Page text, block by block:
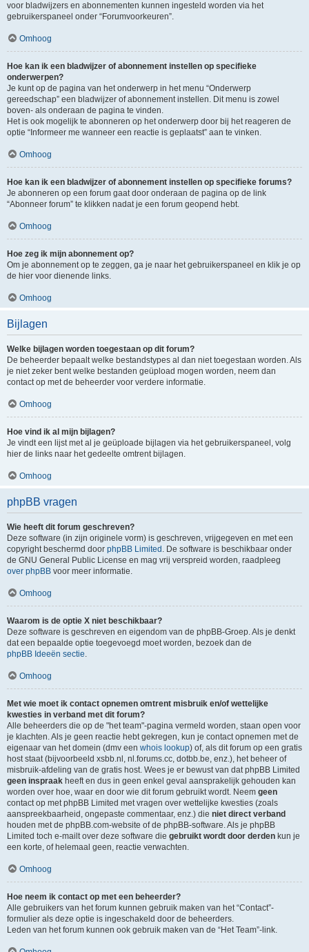
voor bladwijzers en abonnementen kunnen ingesteld worden via het
gebruikerspaneel onder “Forumvoorkeuren”.
Omhoog
Hoe kan ik een bladwijzer of abonnement instellen op specifieke
onderwerpen?
Je kunt op de pagina van het onderwerp in het menu “Onderwerp
gereedschap” een bladwijzer of abonnement instellen. Dit menu is zowel
boven- als onderaan de pagina te vinden.
Het is ook mogelijk te abonneren op het onderwerp door bij het reageren de
optie “Informeer me wanneer een reactie is geplaatst” aan te vinken.
Omhoog
Hoe kan ik een bladwijzer of abonnement instellen op specifieke forums?
Je abonneren op een forum gaat door onderaan de pagina op de link
“Abonneer forum” te klikken nadat je een forum geopend hebt.
Omhoog
Hoe zeg ik mijn abonnement op?
Om je abonnement op te zeggen, ga je naar het gebruikerspaneel en klik je op
de hier voor dienende links.
Omhoog
Bijlagen
Welke bijlagen worden toegestaan op dit forum?
De beheerder bepaalt welke bestandstypes al dan niet toegestaan worden. Als
je niet zeker bent welke bestanden geüpload mogen worden, neem dan
contact op met de beheerder voor verdere informatie.
Omhoog
Hoe vind ik al mijn bijlagen?
Je vindt een lijst met al je geüploade bijlagen via het gebruikerspaneel, volg
hier de links naar het gedeelte omtrent bijlagen.
Omhoog
phpBB vragen
Wie heeft dit forum geschreven?
Deze software (in zijn originele vorm) is geschreven, vrijgegeven en met een
copyright beschermd door phpBB Limited . De software is beschikbaar onder
de GNU General Public License en mag vrij verspreid worden, raadpleeg
over phpBB voor meer informatie.
Omhoog
Waarom is de optie X niet beschikbaar?
Deze software is geschreven en eigendom van de phpBB-Groep. Als je denkt
dat een bepaalde optie toegevoegd moet worden, bezoek dan de
phpBB Ideeën sectie.
Omhoog
Met wie moet ik contact opnemen omtrent misbruik en/of wettelijke
kwesties in verband met dit forum?
Alle beheerders die op de "het team"-pagina vermeld worden, staan open voor
je klachten. Als je geen reactie hebt gekregen, kun je contact opnemen met de
eigenaar van het domein (dmv een whois lookup) of, als dit forum op een gratis
host staat (bijvoorbeeld xsbb.nl, nl.forums.cc, dotbb.be, enz.), het beheer of
misbruik-afdeling van de gratis host. Wees je er bewust van dat phpBB Limited
geen inspraak heeft en dus in geen enkel geval aansprakelijk gehouden kan
worden over hoe, waar en door wie dit forum gebruikt wordt. Neem geen
contact op met phpBB Limited met vragen over wettelijke kwesties (zoals
aanspreekbaarheid, ongepaste commentaar, enz.) die niet direct verband
houden met de phpBB.com-website of de phpBB-software. Als je phpBB
Limited toch e-mailt over deze software die gebruikt wordt door derden kun je
een korte, of helemaal geen, reactie verwachten.
Omhoog
Hoe neem ik contact op met een beheerder?
Alle gebruikers van het forum kunnen gebruik maken van het “Contact”-
formulier als deze optie is ingeschakeld door de beheerders.
Leden van het forum kunnen ook gebruik maken van de “Het Team”-link.